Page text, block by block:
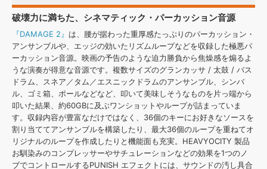
破壊力に満ちた、シネマティック・パーカッション音源
『DAMAGE 2』 は、腰が据わった重厚感たっぷりのパーカッション・
アンサンブルや、エッジの効いたリズムループなどを収録した極悪パ
ーカッション音源。映画の予告のような迫力勝負から焦燥感を煽るよ
うな演奏が得意な音源です。複数サイズのグランカッサ / 太鼓 / バス
ドラム、スネア／タム／エスニックドラムのアンサンブル、シンバ
ル、ゴミ箱、ポールなどなど、叩いて美味しそうなものを片っ端から
叩いた結果、約60GBに及ぶワンショットやループが詰まっていま
す。収録内容が豊富なだけではなく、36個のキーにお好きなソースを
割り当ててアンサンブルを構築したり、最大36個のループを重ねてオ
リジナルのループを作成したりと機能面も充実。HEAVYOCITY 製品
お馴染みのコンプレッサーやサチュレーションなどの効果を1つのノ
ブでコントロールするPUNISH エフェクトには、サウンドの汚し具合